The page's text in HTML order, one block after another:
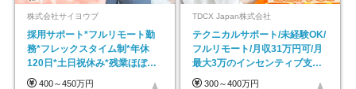
株式会社サイヨウブ
採用サポート*フルリモート勤
務*フレックスタイム制*年休
120日*土日祝休み*残業ほぼな
し*育児中社員8割以上
400～450万円
TDCX Japan株式会社
テクニカルサポート/未経験OK/
フルリモート/月収31万円可/月
最大3万のインセンティブ支給/
平均年齢33歳
300～400万円